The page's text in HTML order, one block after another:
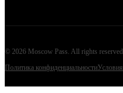
© 2026 Moscow Pass . All rights reserved.
Политика конфиденциальностиУсловия